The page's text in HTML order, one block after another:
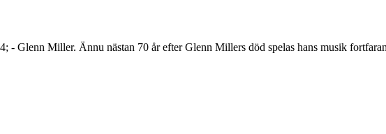
- Glenn Miller. Ännu nästan 70 år efter Glenn Millers död spelas hans musik